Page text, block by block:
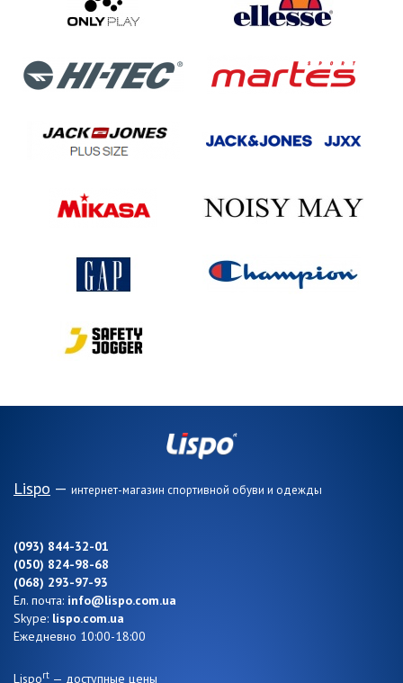
Lispo — интернет-магазин спортивной обуви и одежды
(093) 844-32-01
(050) 824-98-68
(068) 293-97-93
Ел. почта: info@lispo.com.ua
Skype: lispo.com.ua
Ежедневно 10:00-18:00
Lisport — доступные цены